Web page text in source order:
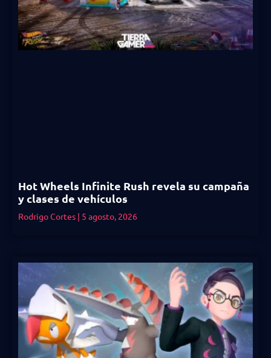
Hot Wheels Infinite Rush revela su campaña
y clases de vehículos
Rodrigo Cortes 5 agosto, 2026